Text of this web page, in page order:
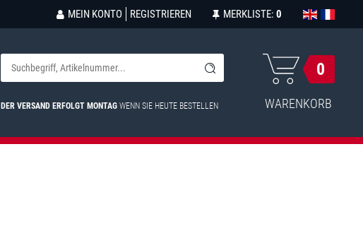
MEIN KONTO REGISTRIEREN MERKLISTE: 0
DER VERSAND ERFOLGT MONTAG WENN SIE HEUTE BESTELLEN
0
WARENKORB